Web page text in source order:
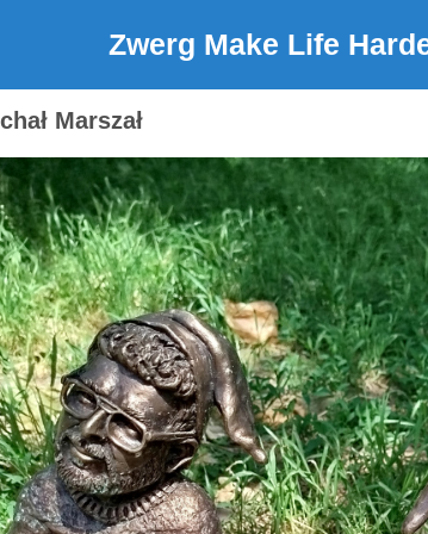
Zwerg Make Life
Marszał